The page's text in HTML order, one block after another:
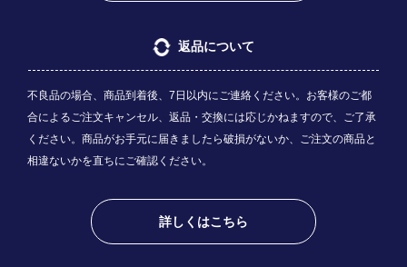
返品について
不良品の場合、商品到着後、7日以内にご連絡ください。お客様のご都
合によるご注文キャンセル、返品・交換には応じかねますので、ご了承
ください。商品がお手元に届きましたら破損がないか、ご注文の商品と
相違ないかを直ちにご確認ください。
詳しくはこちら